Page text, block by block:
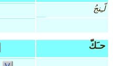
ُلّـِنج
حـَكّ